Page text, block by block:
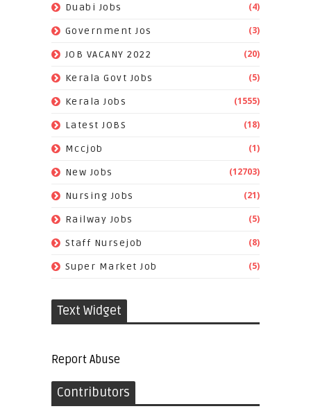
Duabi Jobs (4)
Government Jos (3)
JOB VACANY 2022 (20)
Kerala Govt Jobs (5)
Kerala Jobs (1555)
Latest JOBS (18)
Mccjob (1)
New Jobs (12703)
Nursing Jobs (21)
Railway Jobs (5)
Staff Nursejob (8)
Super Market Job (5)
Text Widget
Report Abuse
Contributors